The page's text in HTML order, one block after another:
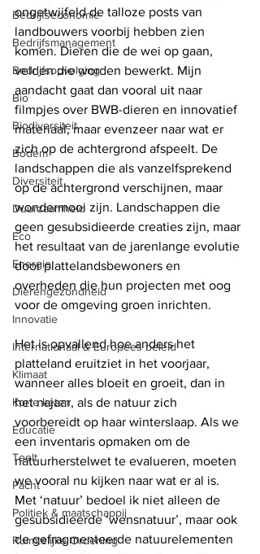
Bedrijfseconomie
Bedrijfsmanagement
Bedrijfsopvolging
Bio
Biodiversiteit
Bodem
Diversiteit
Duurzaamheid
Eco
Energie
Dierengezondheid
Innovatie
Internationaal & Europees beleid
Klimaat
Korte keten
Educatie
Teelt
Pacht
Politiek & maatschappij
Ruimtelijke Ordening
ongetwijfeld de talloze posts van
landbouwers voorbij hebben zien
komen. Dieren die de wei op gaan,
velden die worden bewerkt. Mijn
aandacht gaat dan vooral uit naar
filmpjes over BWB-dieren en innovatief
materiaal, maar evenzeer naar wat er
zich op de achtergrond afspeelt. De
landschappen die als vanzelfsprekend
op de achtergrond verschijnen, maar
wondermooi zijn. Landschappen die
geen gesubsidieerde creaties zijn, maar
het resultaat van de jarenlange evolutie
door plattelandsbewoners en
overheden die hun projecten met oog
voor de omgeving groen inrichten.
Het is opvallend hoe anders het
platteland eruitziet in het voorjaar,
wanneer alles bloeit en groeit, dan in
het najaar, als de natuur zich
voorbereidt op haar winterslaap. Als we
een inventaris opmaken om de
natuurherstelwet te evalueren, moeten
we vooral nu kijken naar wat er al is.
Met ‘natuur’ bedoel ik niet alleen de
gesubsidieerde ‘wensnatuur’, maar ook
de gefragmenteerde natuurelementen